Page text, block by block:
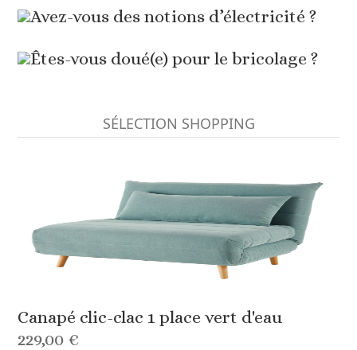
Avez-vous des notions d’électricité ?
Êtes-vous doué(e) pour le bricolage ?
SÉLECTION SHOPPING
Canapé clic-clac 1 place vert d'eau
229,00 €